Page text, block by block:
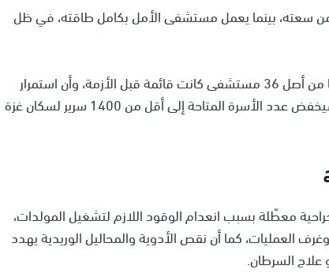
الطبي، على سبيل المثال، يعمل بنسبة 180٪ من سعته، بينما يعمل مستشفى الأمل بكامل طاقته، في ظل
وأضافت المنظمة أن هناك 17 مستشفى فقط تعمل جزئيًا من أصل 36 مستشفى كانت قائمة قبل الأزمة، وأن استمرار
تدهور الأوضاع سيؤدي إلى فقدان 490 سريرًا إضافيًا، ما سيخفض عدد الأسرة المتاحة إلى أقل من 1400 سرير لسكان غزة
معطّلة بسبب انعدام الوقود اللازم لتشغيل المولدات،
العمليات، كما أن نقص الأدوية والمحاليل الوريدية يهدد
علاج السرطان.